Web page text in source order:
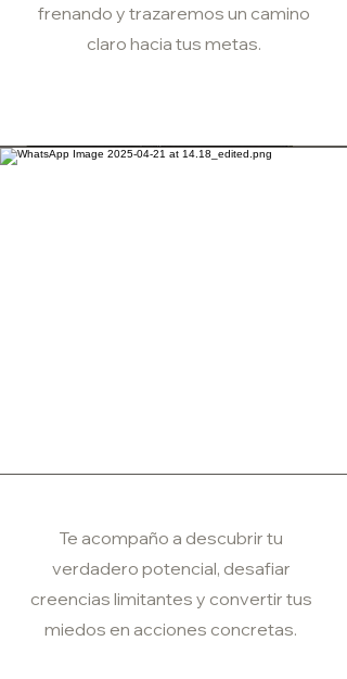
frenando y trazaremos un camino
claro hacia tus metas.
Te acompaño a descubrir tu
verdadero potencial, desafiar
creencias limitantes y convertir tus
miedos en acciones concretas.